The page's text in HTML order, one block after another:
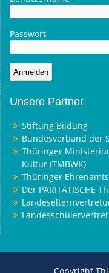
Passwort
Unsere Partner
Stiftung Bildung
Bundesverband der
Thüringer
Kultur (TMBWK)
Thüringer
Der PARITÄTISCHE